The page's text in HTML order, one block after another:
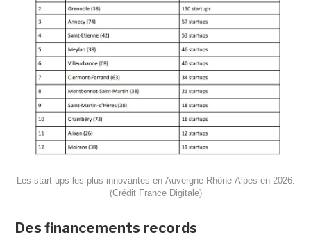
Les start-ups les plus innovantes en Auvergne-Rhône-Alpes en 2026.
(Crédit France Digitale)
Des financements records